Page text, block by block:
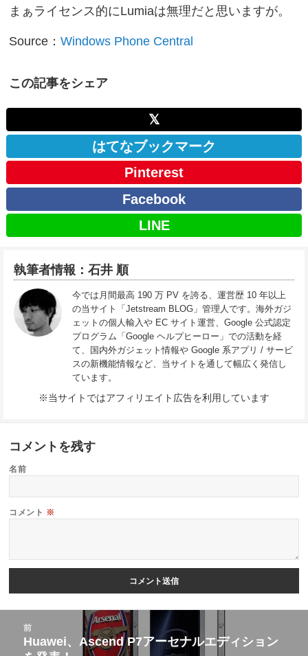
まぁライセンス的にLumiaは無理だと思いますが。
Source：Windows Phone Central
この記事をシェア
𝕏
はてなブックマーク
Pinterest
Facebook
LINE
執筆者情報：石井 順
今では月間最高 190 万 PV を誇る、運営歴 10 年以上
の当サイト「Jetstream BLOG」管理人です。海外ガジ
ェットの個人輸入や EC サイト運営、Google 公式認定
プログラム「Google ヘルプヒーロー」での活動を経
て、国内外ガジェット情報や Google 系アプリ / サービ
スの新機能情報など、当サイトを通して幅広く発信し
ています。
※当サイトではアフィリエイト広告を利用しています
コメントを残す
名前
コメント ※
前
前
Huawei、Ascend P7アーセナルエディション